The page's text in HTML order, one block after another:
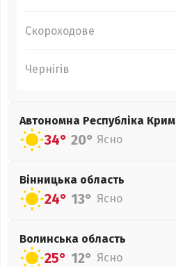
Скороходове
Чернігів
Автономна Республіка Крим
34° 20° Ясно
Вінницька область
24° 13° Ясно
Волинська область
25° 12° Ясно